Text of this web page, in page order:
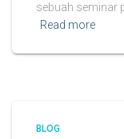
sebuah seminar
Read more
BLOG